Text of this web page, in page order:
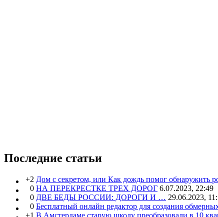
Последние статьи
+2 Дом с секретом, или Как дождь помог обнаружить
0 НА ПЕРЕКРЕСТКЕ ТРЕХ ДОРОГ 6.07.2023, 22:49
0 ДВЕ БЕДЫ РОССИИ: ДОРОГИ И … 29.06.2023,
0 Бесплатный онлайн редактор для создания
+1 В Амстердаме старую школу преобразовали в 10